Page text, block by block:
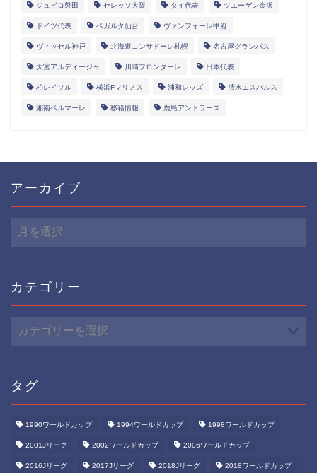
ジュビロ磐田 セレッソ大阪 タイ代表 ツエーゲン金沢
ドイツ代表 ベガルタ仙台 ヴァンフォーレ甲府
ヴィッセル神戸 北海道コンサドーレ札幌 名古屋グランパス
大宮アルディージャ 川崎フロンターレ 日本代表
柏レイソル 横浜Fマリノス 浦和レッズ 清水エスパルス
湘南ベルマーレ 移籍情報 鹿島アントラーズ
アーカイブ
ー
ブ
カテゴリー
テ
ー
タグ
1990ワールドカップ 1994ワールドカップ 1998ワールドカップ
2001Jリーグ 2002ワールドカップ 2006ワールドカップ
2016Jリーグ 2017Jリーグ 2018Jリーグ 2018ワールドカップ